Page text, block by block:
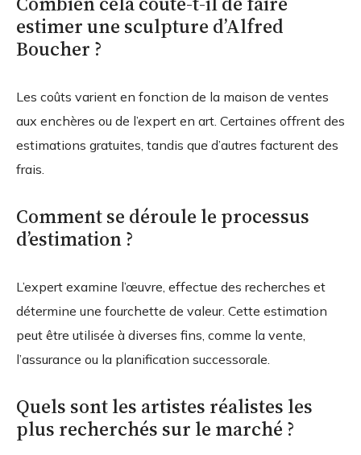
estimer une sculpture d’Alfred
Boucher ?
Les coûts varient en fonction de la maison de ventes
aux enchères ou de l’expert en art. Certaines offrent des
estimations gratuites, tandis que d’autres facturent des
frais.
Comment se déroule le processus
d’estimation ?
L’expert examine l’œuvre, effectue des recherches et
détermine une fourchette de valeur. Cette estimation
peut être utilisée à diverses fins, comme la vente,
l’assurance ou la planification successorale.
Quels sont les artistes réalistes les
plus recherchés sur le marché ?